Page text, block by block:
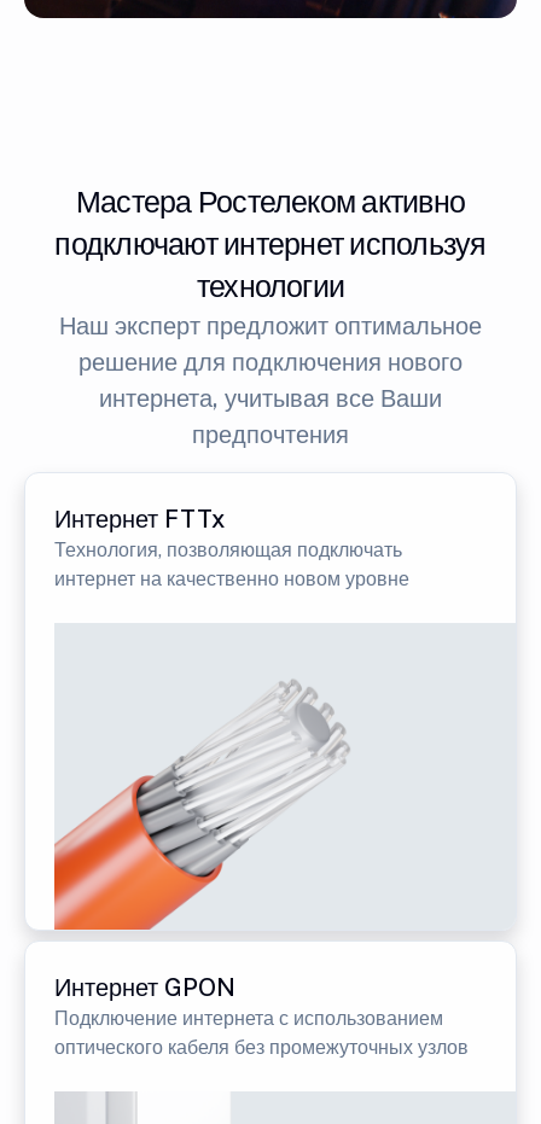
Мастера Ростелеком активно
подключают интернет используя
технологии
Наш эксперт предложит оптимальное
решение для подключения нового
интернета, учитывая все Ваши
предпочтения
Интернет FTTx
Технология, позволяющая подключать
интернет на качественно новом уровне
Интернет GPON
Подключение интернета с использованием
оптического кабеля без промежуточных узлов